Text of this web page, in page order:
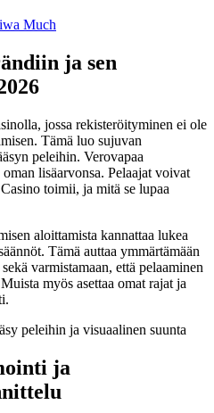
Much
ja sen
jossa rekisteröityminen ei ole
Tämä luo sujuvan
peleihin. Verovapaa
lisäarvonsa. Pelaajat voivat
toimii, ja mitä se lupaa
aloittamista kannattaa lukea
Tämä auttaa ymmärtämään
varmistamaan, että pelaaminen
myös asettaa omat rajat ja
peleihin ja visuaalinen suunta
ja